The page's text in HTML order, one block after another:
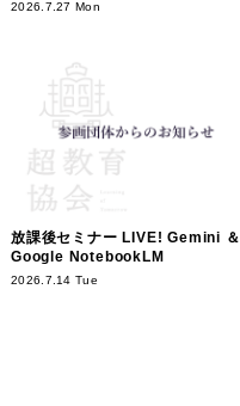
2026.7.27 Mon
放課後セミナー LIVE! Gemini ＆
Google NotebookLM
2026.7.14 Tue